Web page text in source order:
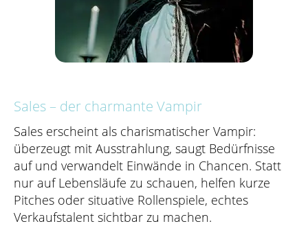
Sales – der charmante Vampir
Sales erscheint als charismatischer Vampir:
überzeugt mit Ausstrahlung, saugt Bedürfnisse
auf und verwandelt Einwände in Chancen. Statt
nur auf Lebensläufe zu schauen, helfen kurze
Pitches oder situative Rollenspiele, echtes
Verkaufstalent sichtbar zu machen.